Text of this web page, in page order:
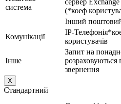
система
(*коеф
Інший
Комунікації
IP-
користувачів
Інше
Запит на
розраховуються
звернення
X
Стандартний